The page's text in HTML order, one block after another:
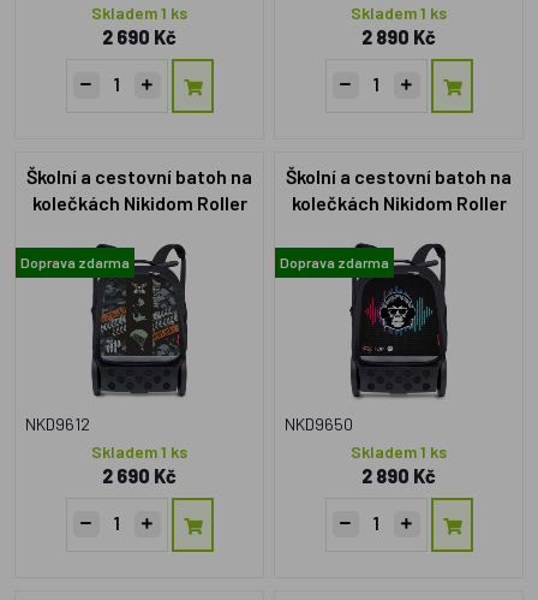
Skladem 1 ks
2 690 Kč
Skladem 1 ks
2 890 Kč
Školní a cestovní batoh na
kolečkách Nikidom Roller
Doprava zdarma
NKD9612
Skladem 1 ks
2 690 Kč
Školní a cestovní batoh na
kolečkách Nikidom Roller
Doprava zdarma
NKD9650
Skladem 1 ks
2 890 Kč